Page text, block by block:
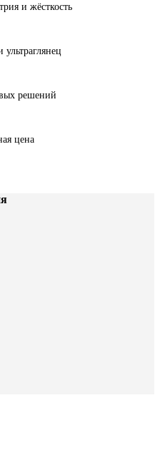
и жёсткость
решений
цена